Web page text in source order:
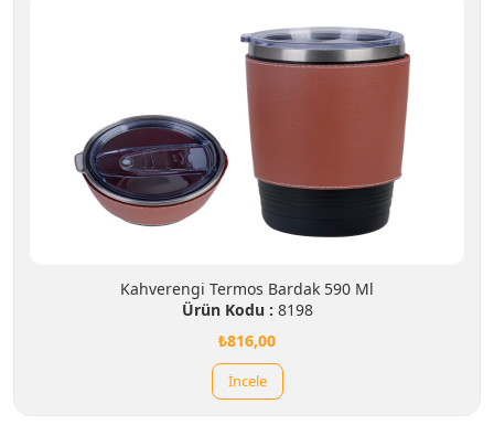
Kahverengi Termos Bardak 590 Ml
Ürün Kodu : 8198
₺816,00
İncele